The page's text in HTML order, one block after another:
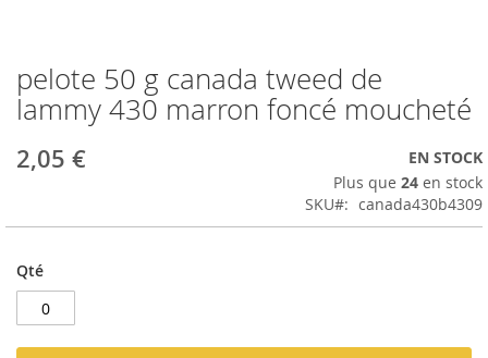
Passer
au
début
la
pelote 50 g canada tweed de
lammy 430 marron foncé moucheté
2,05 €
EN STOCK
Plus que 24 en stock
SKU
canada430b4309
Qté